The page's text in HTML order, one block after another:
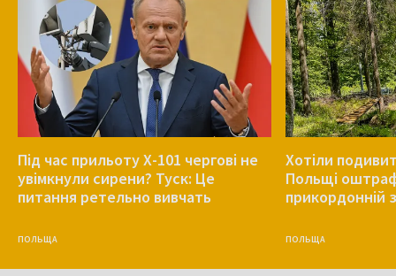
Під час прильоту Х-101 чергові не
увімкнули сирени? Туск: Це
питання ретельно вивчать
ПОЛЬЩА
Хотіли
Польщі
прикордонній
ПОЛЬЩА